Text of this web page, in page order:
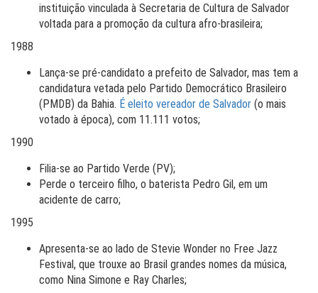
instituição vinculada à Secretaria de Cultura de Salvador
voltada para a promoção da cultura afro-brasileira;
1988
Lança-se pré-candidato a prefeito de Salvador, mas tem a
candidatura vetada pelo Partido Democrático Brasileiro
(PMDB) da Bahia. É eleito vereador de Salvador (o mais
votado à época), com 11.111 votos;
1990
Filia-se ao Partido Verde (PV);
Perde o terceiro filho, o baterista Pedro Gil, em um
acidente de carro;
1995
Apresenta-se ao lado de Stevie Wonder no Free Jazz
Festival, que trouxe ao Brasil grandes nomes da música,
como Nina Simone e Ray Charles;